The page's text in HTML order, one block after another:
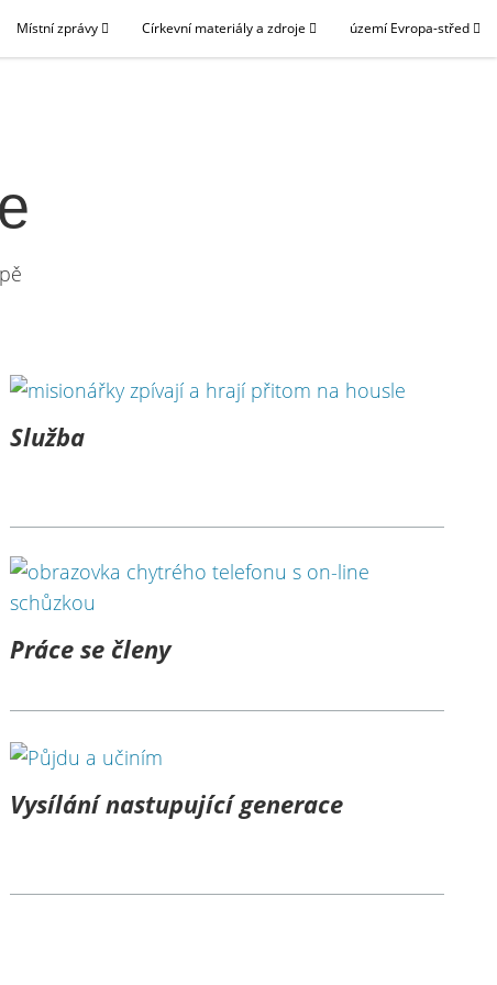
Místní zprávy Církevní materiály a zdroje území Evropa-střed
Služba
Práce se členy
Vysílání nastupující generace